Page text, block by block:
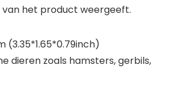
van het product weergeeft.
(3.35*1.65*0.79inch)
dieren zoals hamsters, gerbils,